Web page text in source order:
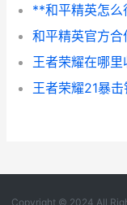
和平精英官方
王者荣耀在哪
Copyright © 2024 All